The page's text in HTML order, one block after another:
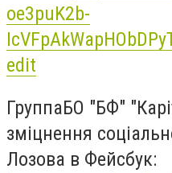
oe3puK2b-
edit
ГруппаБО "БФ"
зміцнення
Лозова в Фейсбук: